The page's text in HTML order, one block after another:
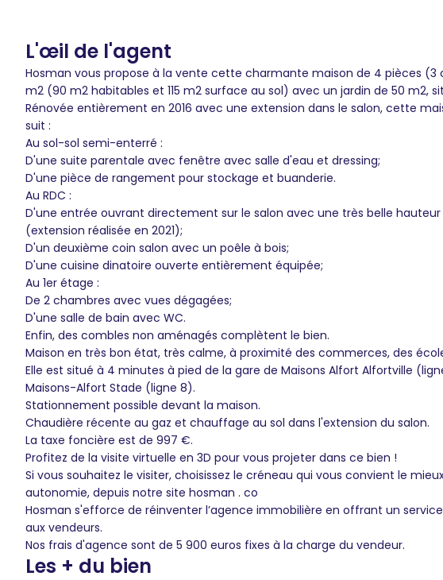
L'œil de l'agent
Hosman vous propose à la vente cette charmante maison de 4 pièces
m2 (90 m2 habitables et 115 m2 surface au sol) avec un jardin de 50 m2,
Rénovée entièrement en 2016 avec une extension dans le salon, cette
suit :
Au sol-sol semi-enterré :
D'une suite parentale avec fenêtre avec salle d'eau et dressing;
D'une pièce de rangement pour stockage et buanderie.
Au RDC :
D'une entrée ouvrant directement sur le salon avec une très belle
(extension réalisée en 2021);
D'un deuxième coin salon avec un poêle à bois;
D'une cuisine dinatoire ouverte entièrement équipée;
Au 1er étage :
De 2 chambres avec vues dégagées;
D'une salle de bain avec WC.
Enfin, des combles non aménagés complètent le bien.
Maison en très bon état, très calme, à proximité des commerces, des
Elle est situé à 4 minutes à pied de la gare de Maisons Alfort Alfortville
Maisons-Alfort Stade (ligne 8).
Stationnement possible devant la maison.
Chaudière récente au gaz et chauffage au sol dans l'extension du salon.
La taxe foncière est de 997 €.
Profitez de la visite virtuelle en 3D pour vous projeter dans ce bien !
Si vous souhaitez le visiter, choisissez le créneau qui vous convient le
autonomie, depuis notre site hosman . co
Hosman s'efforce de réinventer l’agence immobilière en offrant un
aux vendeurs.
Nos frais d'agence sont de 5 900 euros fixes à la charge du vendeur.
Les + du bien